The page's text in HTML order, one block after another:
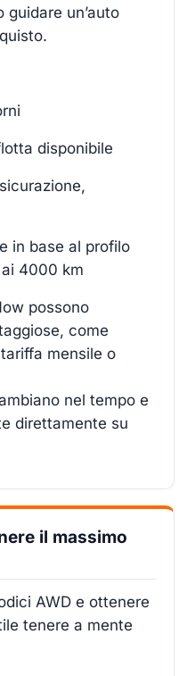
un’auto
disponibile
in base al profilo
4000 km
possono
come
mensile o
nel tempo e
direttamente su
il massimo
AWD e ottenere
tenere a mente